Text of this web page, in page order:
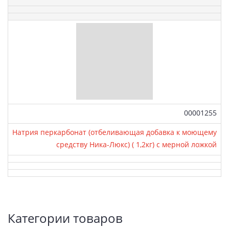
Артикул:
00001255
Натрия перкарбонат (отбеливающая добавка к моющему
средству Ника-Люкс) ( 1,2кг) с мерной ложкой
Боковая
Категории товаров